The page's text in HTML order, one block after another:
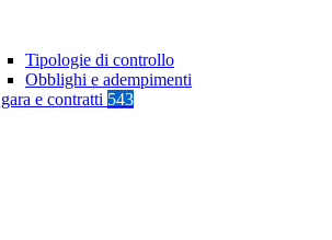
Tipologie di controllo
Obblighi e adempimenti
e contratti 543